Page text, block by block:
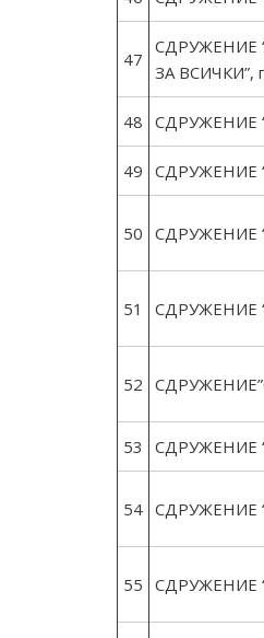
47
СДРУЖЕНИЕ
ЗА ВСИЧКИ”,
48 СДРУЖЕНИЕ
49 СДРУЖЕНИЕ
50 СДРУЖЕНИЕ
51 СДРУЖЕНИЕ
52
53 СДРУЖЕНИЕ
54 СДРУЖЕНИЕ
55 СДРУЖЕНИЕ